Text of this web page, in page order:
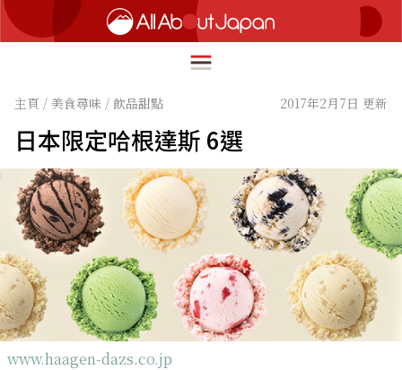
简体中文
繁體中文
ภาษาไทย
한국어
日本語
HOME
深度旅遊
美食尋味
流行文化
創新趨勢
在地故事
主頁 / 美食尋味 / 飲品甜點 2017年2月7日 更新
日本限定哈根達斯 6選
www.haagen-dazs.co.jp